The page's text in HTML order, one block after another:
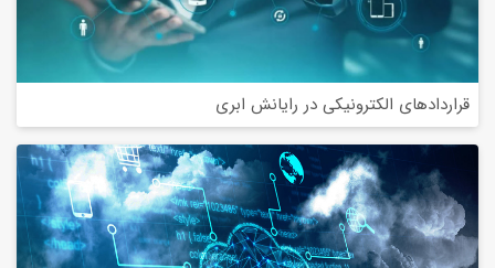
قراردادهای الکترونیکی در رایانش ابری